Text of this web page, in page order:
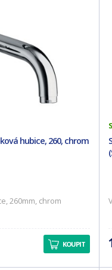
hubice, 260, chrom
260mm, chrom
KOUPIT